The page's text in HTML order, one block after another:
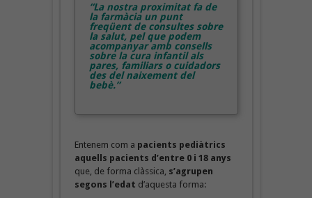
“La nostra proximitat fa de
la farmàcia un punt
freqüent de consultes sobre
la salut, pel que podem
acompanyar amb consells
sobre la cura infantil als
pares, familiars o cuidadors
des del naixement del
bebè.”
Entenem com a pacients pediàtrics
aquells pacients d’entre 0 i 18 anys
que, de forma clàssica, s’agrupen
segons l’edat d’aquesta forma: